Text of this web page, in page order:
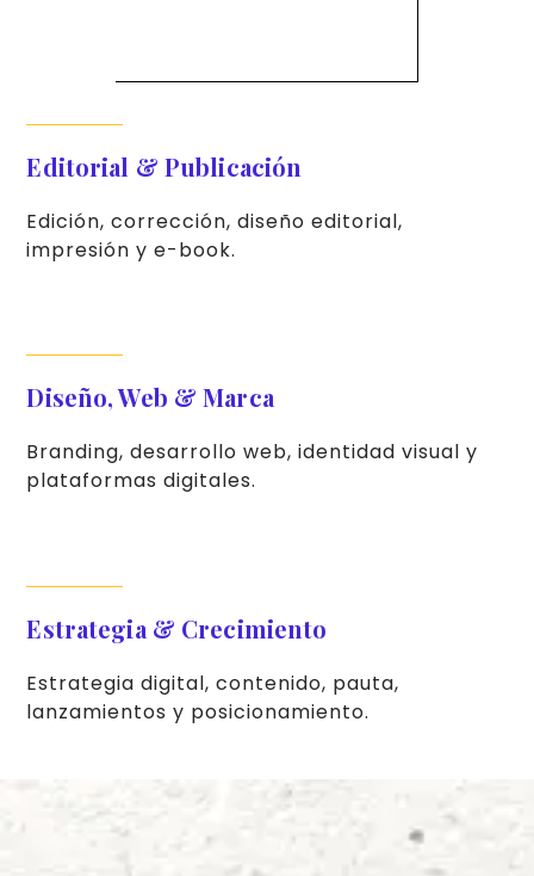
Editorial & Publicación
Edición, corrección, diseño editorial,
impresión y e-book.
Diseño, Web & Marca
Branding, desarrollo web, identidad visual y
plataformas digitales.
Estrategia & Crecimiento
Estrategia digital, contenido, pauta,
lanzamientos y posicionamiento.